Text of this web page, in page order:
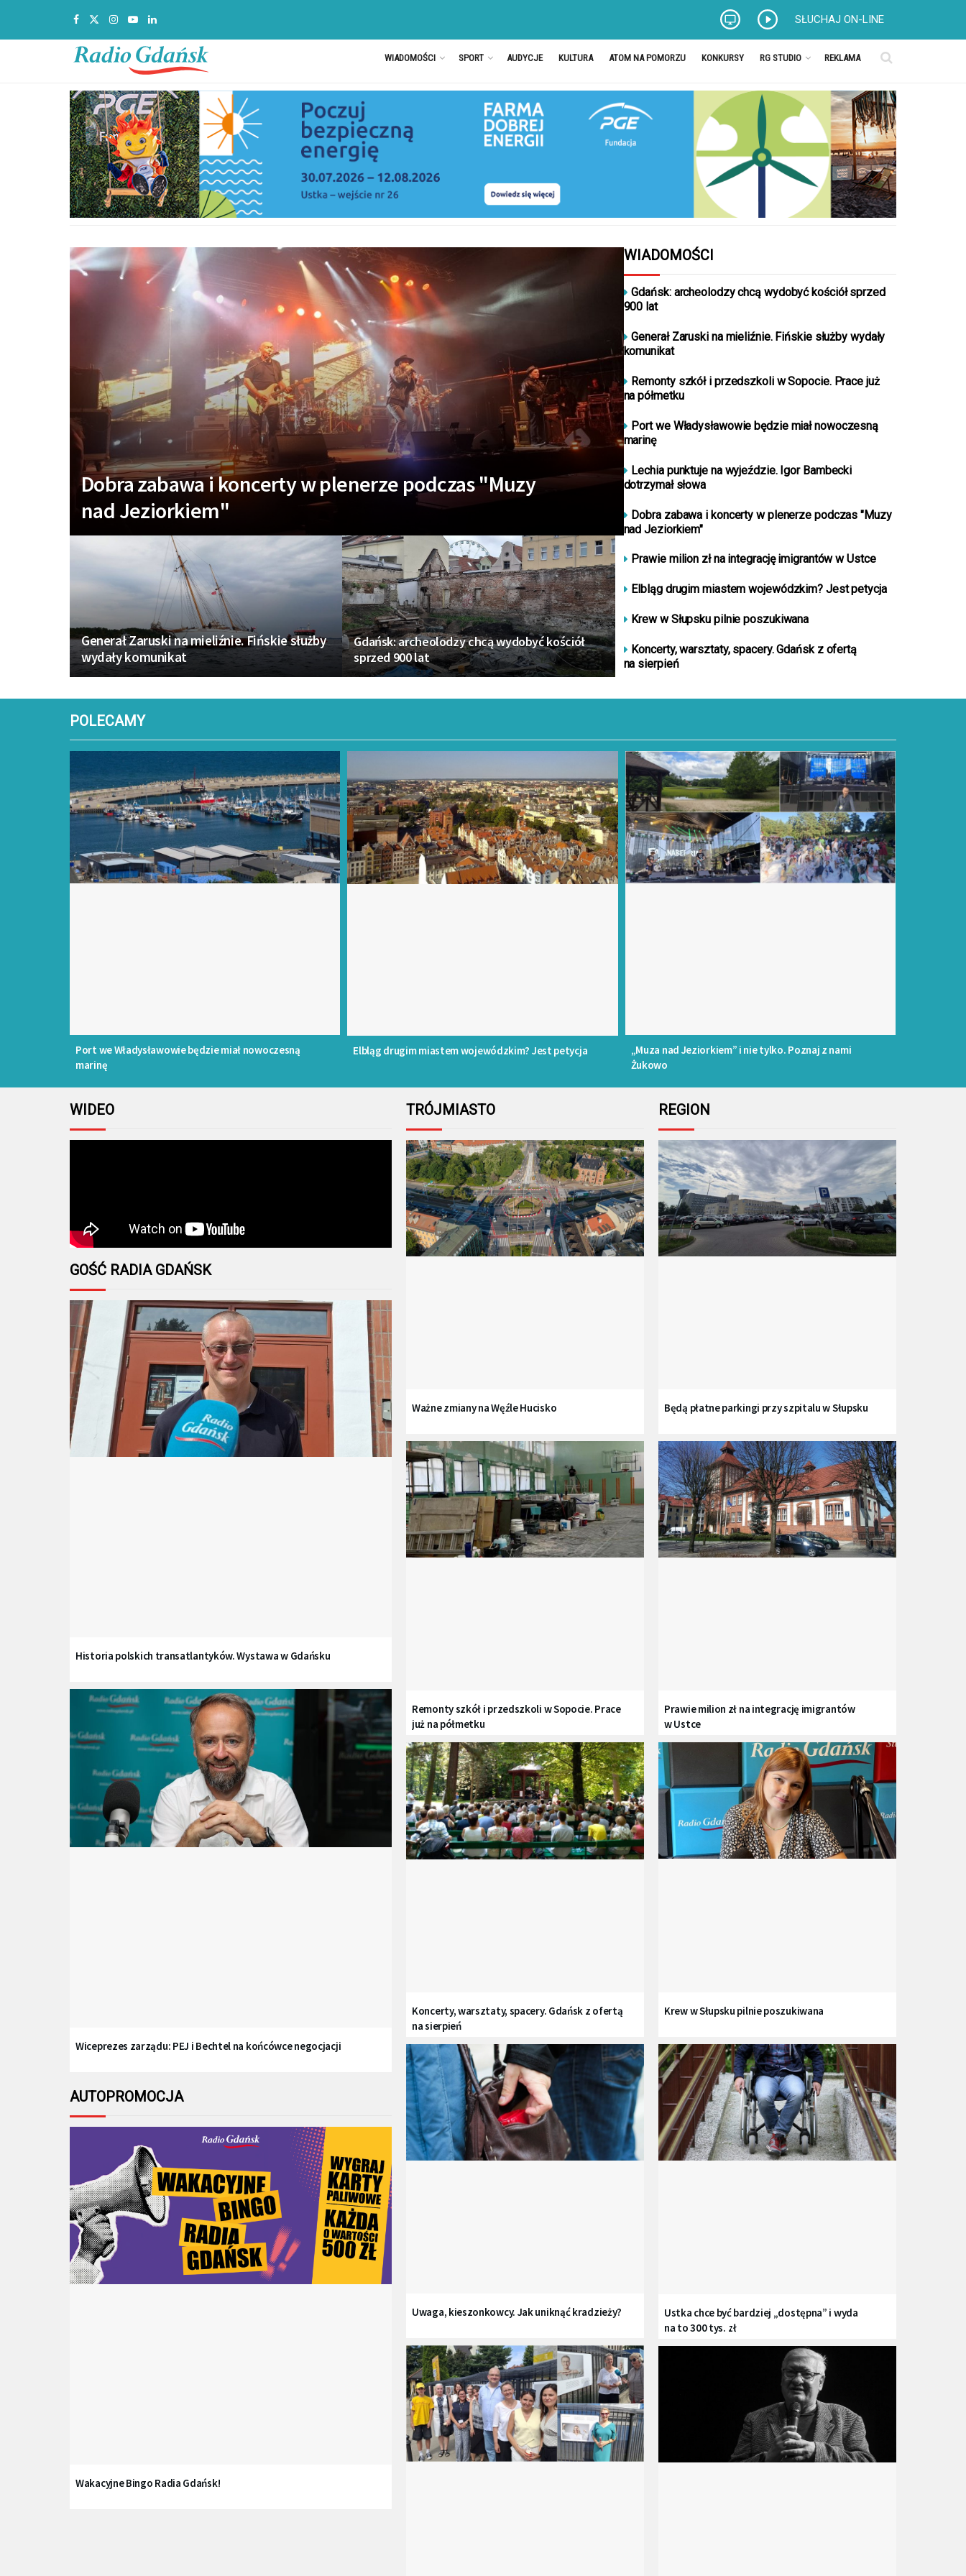
SŁUCHAJ ON-LINE
WIADOMOŚCI SPORT AUDYCJE KULTURA ATOM NA POMORZU KONKURSY RG STUDIO REKLAMA
Dobra zabawa i koncerty w plenerze podczas "Muzy
nad Jeziorkiem"
Generał Zaruski na mieliźnie. Fińskie służby
wydały komunikat
Gdańsk: archeolodzy chcą wydobyć kościół
sprzed 900 lat
WIADOMOŚCI
Gdańsk: archeolodzy chcą wydobyć kościół sprzed
900 lat
Generał Zaruski na mieliźnie. Fińskie służby wydały
komunikat
Remonty szkół i przedszkoli w Sopocie. Prace już
na półmetku
Port we Władysławowie będzie miał nowoczesną
marinę
Lechia punktuje na wyjeździe. Igor Bambecki
dotrzymał słowa
Dobra zabawa i koncerty w plenerze podczas "Muzy
nad Jeziorkiem"
Prawie milion zł na integrację imigrantów w Ustce
Elbląg drugim miastem wojewódzkim? Jest petycja
Krew w Słupsku pilnie poszukiwana
Koncerty, warsztaty, spacery. Gdańsk z ofertą
na sierpień
POLECAMY
Port we Władysławowie będzie miał nowoczesną
marinę
Elbląg drugim miastem wojewódzkim? Jest petycja
„Muza nad Jeziorkiem” i nie tylko. Poznaj z nami
Żukowo
WIDEO
GOŚĆ RADIA GDAŃSK
Historia polskich transatlantyków. Wystawa w Gdańsku
Wiceprezes zarządu: PEJ i Bechtel na końcówce negocjacji
AUTOPROMOCJA
Wakacyjne Bingo Radia Gdańsk!
TRÓJMIASTO
Ważne zmiany na Węźle Hucisko
Remonty szkół i przedszkoli w Sopocie. Prace
już na półmetku
Koncerty, warsztaty, spacery. Gdańsk z ofertą
na sierpień
Uwaga, kieszonkowcy. Jak uniknąć kradzieży?
REGION
Będą płatne parkingi przy szpitalu w Słupsku
Prawie milion zł na integrację imigrantów
w Ustce
Krew w Słupsku pilnie poszukiwana
Ustka chce być bardziej „dostępna” i wyda
na to 300 tys. zł